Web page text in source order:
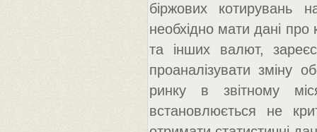
біржових котирувань
необхідно мати дані
та інших валют,
проаналізувати зміну
ринку в звітному
встановлюється не